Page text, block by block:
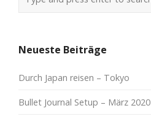
Neueste Beiträge
Durch Japan reisen – Tokyo
Bullet Journal Setup – März 2020